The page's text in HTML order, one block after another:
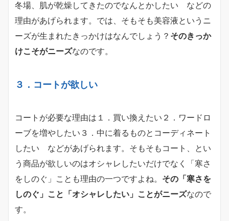
冬場、肌が乾燥してきたのでなんとかしたい などの
理由があげられます。では、そもそも美容液というニ
ーズが生まれたきっかけはなんでしょう？ そのきっか
けこそがニーズなのです。
３．コートが欲しい
コートが必要な理由は１．買い換えたい２．ワードロ
ーブを増やしたい３．中に着るものとコーディネート
したい などがあげられます。そもそもコート、とい
う商品が欲しいのはオシャレしたいだけでなく「寒さ
をしのぐ」ことも理由の一つですよね。 その「寒さを
しのぐ」こと「オシャレしたい」ことがニーズなので
す。